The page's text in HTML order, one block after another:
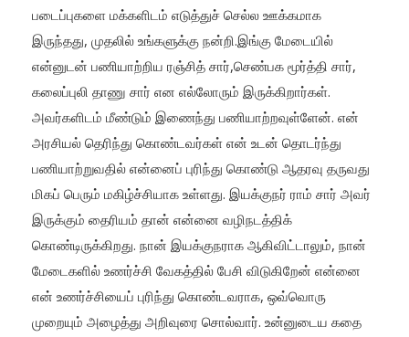
படைப்புகளை மக்களிடம் எடுத்துச் செல்ல ஊக்கமாக
இருந்தது, முதலில் உங்களுக்கு நன்றி.இங்கு மேடையில்
என்னுடன் பணியாற்றிய ரஞ்சித் சார்,செண்பக மூர்த்தி சார்,
கலைப்புலி தாணு சார் என எல்லோரும் இருக்கிறார்கள்.
அவர்களிடம் மீண்டும் இணைந்து பணியாற்றவுள்ளேன். என்
அரசியல் தெரிந்து கொண்டவர்கள் என் உடன் தொடர்ந்து
பணியாற்றுவதில் என்னைப் புரிந்து கொண்டு ஆதரவு தருவது
மிகப் பெரும் மகிழ்ச்சியாக உள்ளது. இயக்குநர் ராம் சார் அவர்
இருக்கும் தைரியம் தான் என்னை வழிநடத்திக்
கொண்டிருக்கிறது. நான் இயக்குநராக ஆகிவிட்டாலும், நான்
மேடைகளில் உணர்ச்சி வேகத்தில் பேசி விடுகிறேன் என்னை
என் உணர்ச்சியைப் புரிந்து கொண்டவராக, ஒவ்வொரு
முறையும் அழைத்து அறிவுரை சொல்வார். உன்னுடைய கதை